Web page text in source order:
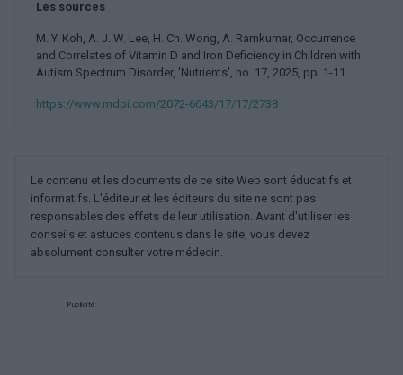
Les sources
M. Y. Koh, A. J. W. Lee, H. Ch. Wong, A. Ramkumar, Occurrence
and Correlates of Vitamin D and Iron Deficiency in Children with
Autism Spectrum Disorder, 'Nutrients', no. 17, 2025, pp. 1-11.
https://www.mdpi.com/2072-6643/17/17/2738
Le contenu et les documents de ce site Web sont éducatifs et
informatifs. L'éditeur et les éditeurs du site ne sont pas
responsables des effets de leur utilisation. Avant d'utiliser les
conseils et astuces contenus dans le site, vous devez
absolument consulter votre médecin.
Publicité: